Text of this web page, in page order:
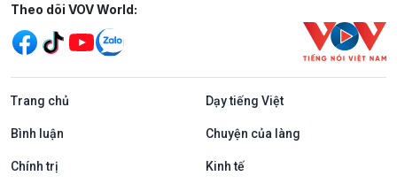
Mạng xã hội
Theo dõi VOV World:
Trang chủ Dạy tiếng Việt
Bình luận Chuyện của làng
Chính trị Kinh tế